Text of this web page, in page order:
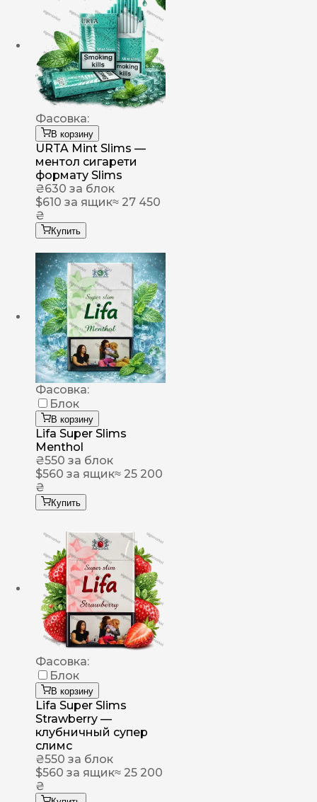
Фасовка:
В корзину
URTA Mint Slims —
ментол сигарети
формату Slims
₴630 за блок
$610 за ящик≈ 27 450
₴
Купить
Фасовка:
Блок
В корзину
Lifa Super Slims
Menthol
₴550 за блок
$560 за ящик≈ 25 200
₴
Купить
Фасовка:
Блок
В корзину
Lifa Super Slims
Strawberry —
клубничный супер
слимс
₴550 за блок
$560 за ящик≈ 25 200
₴